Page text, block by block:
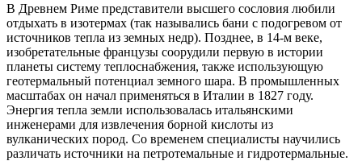
В Древнем Риме представители высшего сословия любили
отдыхать в изотермах (так назывались бани с подогревом от
источников тепла из земных недр). Позднее, в 14-м веке,
изобретательные французы соорудили первую в истории
планеты систему теплоснабжения, также использующую
геотермальный потенциал земного шара. В промышленных
масштабах он начал применяться в Италии в 1827 году.
Энергия тепла земли использовалась итальянскими
инженерами для извлечения борной кислоты из
вулканических пород. Со временем специалисты научились
различать источники на петротемальные и гидротермальные.